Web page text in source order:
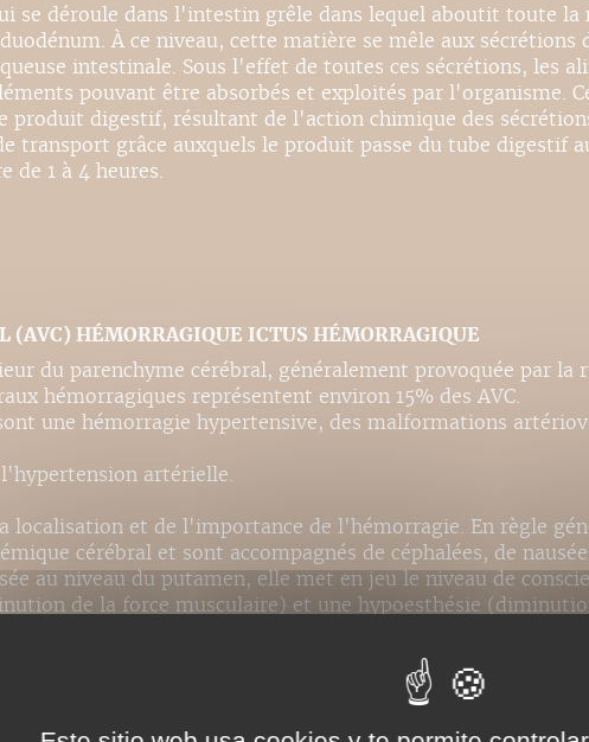
se déroule dans l'intestin grêle dans lequel aboutit toute
À ce niveau, cette matière se mêle aux
intestinale. Sous l'effet de toutes ces sécrétions, les
pouvant être absorbés et exploités par l'organisme.
produit digestif, résultant de l'action chimique des
transport grâce auxquels le produit passe du tube digestif
de 1 à 4 heures.
(AVC) HÉMORRAGIQUE ICTUS HÉMORRAGIQUE
du parenchyme cérébral, généralement provoquée par la
hémorragiques représentent environ 15% des AVC.
une hémorragie hypertensive, des malformations
artérielle.
localisation et de l'importance de l'hémorragie. En règle
cérébral et sont accompagnés de céphalées, de
au niveau du putamen, elle met en jeu le niveau de
de la force musculaire) et une hypoesthésie
l'hémorragie survient (hémiparésie et hémihypoesthésie).
du thalamus, on observe alors une hémiparésie et une
du pont (encéphale), elle provoque alors un coma, une
motrice en dessous du cou).